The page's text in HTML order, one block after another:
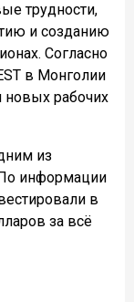
трудности,
и созданию
Согласно
в Монголии
рабочих
из
информации
в
за всё